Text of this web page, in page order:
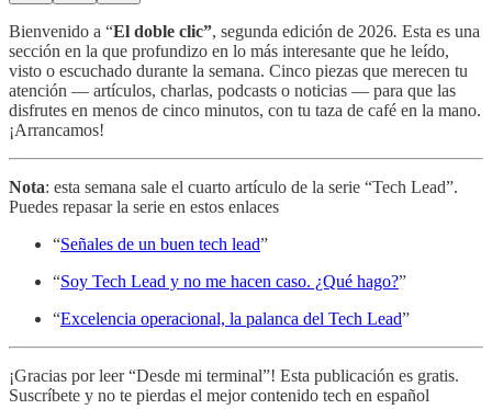
Bienvenido a “El doble clic”, segunda edición de 2026. Esta es una
sección en la que profundizo en lo más interesante que he leído,
visto o escuchado durante la semana. Cinco piezas que merecen tu
atención — artículos, charlas, podcasts o noticias — para que las
disfrutes en menos de cinco minutos, con tu taza de café en la mano.
¡Arrancamos!
Nota: esta semana sale el cuarto artículo de la serie “Tech Lead”.
Puedes repasar la serie en estos enlaces
“Señales de un buen tech lead”
“Soy Tech Lead y no me hacen caso. ¿Qué hago?”
“Excelencia operacional, la palanca del Tech Lead”
¡Gracias por leer “Desde mi terminal”! Esta publicación es gratis.
Suscríbete y no te pierdas el mejor contenido tech en español